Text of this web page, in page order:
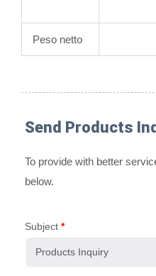
Peso netto